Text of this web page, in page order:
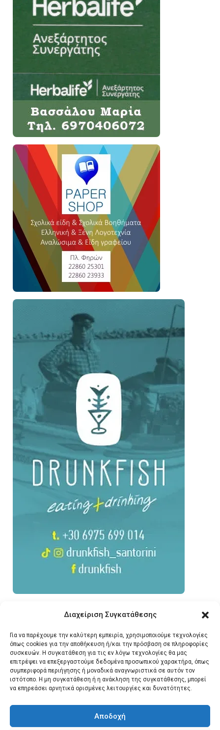
Διαχείριση Συγκατάθεσης
Για να παρέχουμε την καλύτερη εμπειρία, χρησιμοποιούμε τεχνολογίες
όπως cookies για την αποθήκευση ή/και την πρόσβαση σε πληροφορίες
συσκευών. Η συγκατάθεση για τις εν λόγω τεχνολογίες θα μας
επιτρέψει να επεξεργαστούμε δεδομένα προσωπικού χαρακτήρα, όπως
συμπεριφορά περιήγησης ή μοναδικά αναγνωριστικά σε αυτόν τον
ιστότοπο. Η μη συγκατάθεση ή η ανάκληση της συγκατάθεσης, μπορεί
να επηρεάσει αρνητικά ορισμένες λειτουργίες και δυνατότητες.
Αποδοχή